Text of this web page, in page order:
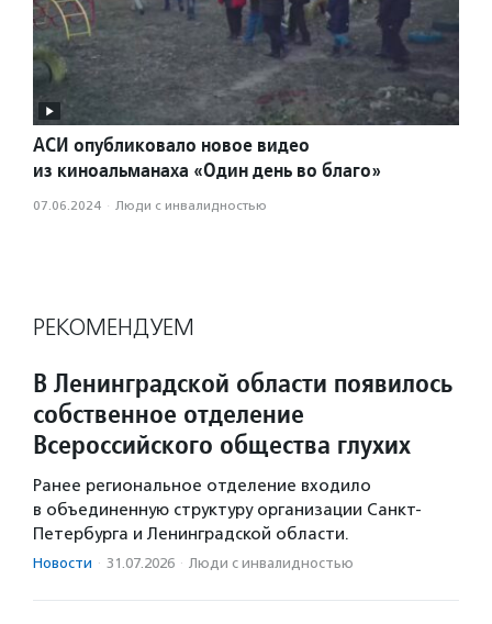
АСИ опубликовало новое видео
из киноальманаха «Один день во благо»
07.06.2024 · Люди с инвалидностью
РЕКОМЕНДУЕМ
В Ленинградской области появилось
собственное отделение
Всероссийского общества глухих
Ранее региональное отделение входило
в объединенную структуру организации Санкт-
Петербурга и Ленинградской области.
Новости · 31.07.2026 · Люди с инвалидностью